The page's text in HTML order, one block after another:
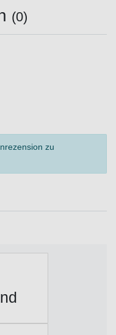
(0)
zu